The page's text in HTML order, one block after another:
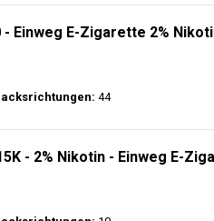
Einweg E-Zigarette 2%
44
- 2% Nikotin - Einweg E-